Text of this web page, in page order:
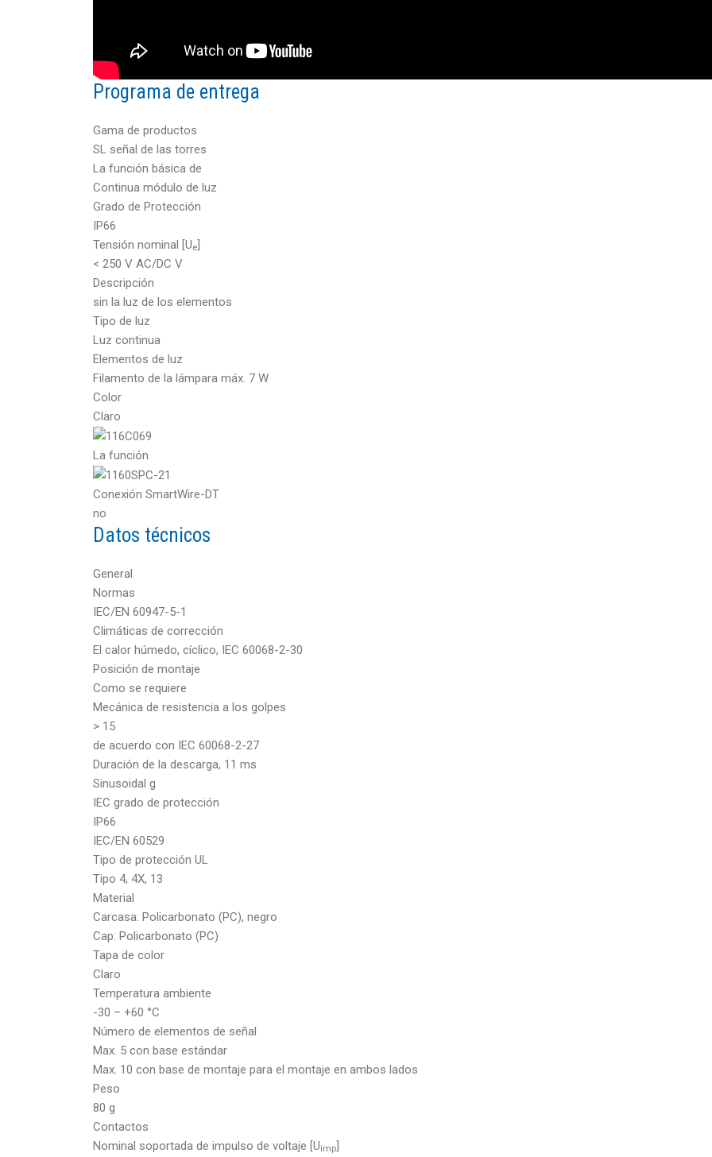
Programa de entrega
Gama de productos
SL señal de las torres
La función básica de
Continua módulo de luz
Grado de Protección
IP66
Tensión nominal [Ue]
< 250 V AC/DC V
Descripción
sin la luz de los elementos
Tipo de luz
Luz continua
Elementos de luz
Filamento de la lámpara máx. 7 W
Color
Claro
La función
Conexión SmartWire-DT
no
Datos técnicos
General
Normas
IEC/EN 60947-5-1
Climáticas de corrección
El calor húmedo, cíclico, IEC 60068-2-30
Posición de montaje
Como se requiere
Mecánica de resistencia a los golpes
> 15
de acuerdo con IEC 60068-2-27
Duración de la descarga, 11 ms
Sinusoidal g
IEC grado de protección
IP66
IEC/EN 60529
Tipo de protección UL
Tipo 4, 4X, 13
Material
Carcasa: Policarbonato (PC), negro
Cap: Policarbonato (PC)
Tapa de color
Claro
Temperatura ambiente
-30 – +60 °C
Número de elementos de señal
Max. 5 con base estándar
Max. 10 con base de montaje para el montaje en ambos lados
Peso
80 g
Contactos
Nominal soportada de impulso de voltaje [Uimp]